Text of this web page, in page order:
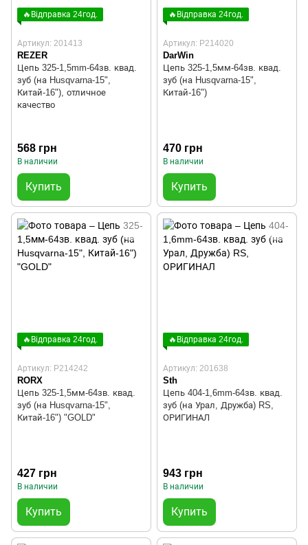
🔥Відправка 24год.
Артикул: 201413
REZER
Цепь 325-1,5mm-64зв. квад.
зуб (на Husqvarna-15",
Китай-16"), отличное
качество
568 грн
В наличии
Купить
🔥Відправка 24год.
Артикул: P214020
DarWin
Цепь 325-1,5мм-64зв. квад.
зуб (на Husqvarna-15",
Китай-16")
470 грн
В наличии
Купить
🔥Відправка 24год.
Артикул: P214242
RORX
Цепь 325-1,5мм-64зв. квад.
зуб (на Husqvarna-15",
Китай-16") "GOLD"
427 грн
В наличии
Купить
🔥Відправка 24год.
Артикул: 201638
Sth
Цепь 404-1,6mm-64зв. квад.
зуб (на Урал, Дружба) RS,
ОРИГИНАЛ
943 грн
В наличии
Купить